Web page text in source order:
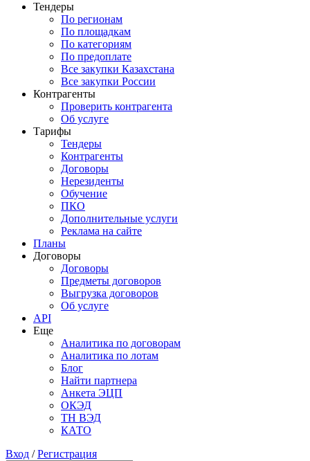
Тендеры
По регионам
По площадкам
По категориям
По предоплате
Все закупки Казахстана
Все закупки России
Контрагенты
Проверить контрагента
Об услуге
Тарифы
Тендеры
Контрагенты
Договоры
Нерезиденты
Обучение
ПКО
Дополнительные услуги
Реклама на сайте
Планы
Договоры
Договоры
Предметы договоров
Выгрузка договоров
Об услуге
API
Еще
Аналитика по договорам
Аналитика по лотам
Блог
Найти партнера
Анкета ЭЦП
ОКЭД
ТН ВЭД
КАТО
Вход /Регистрация